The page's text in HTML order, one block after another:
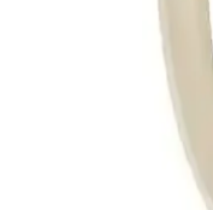
AirPods'un şarj edilmesi
gereken noktalar ve olası
bilgi. Sorunsuz kullanım
Hifree W1 Açık
İncelemesi ve